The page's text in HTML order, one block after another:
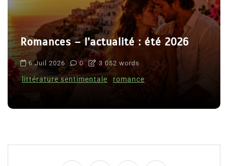
Romances – l’actualité : été 2026
6 Juil 2026 0 3 052 words
littérature sentimentale romance